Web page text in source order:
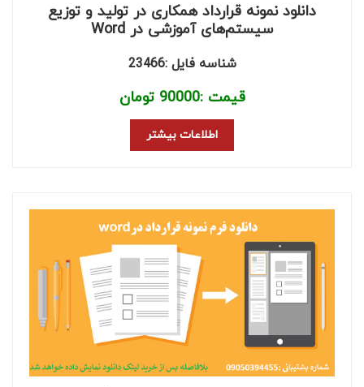
دانلود نمونه قرارداد همکاری در تولید و توزیع
سیستم‌های آموزشی در Word
شناسه فایل :23466
قیمت :90000 تومان
اطلاعات بیشتر